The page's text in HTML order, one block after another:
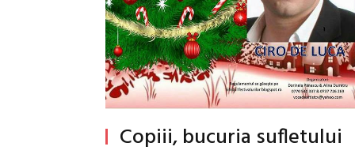
Copiii, bucuria sufletului